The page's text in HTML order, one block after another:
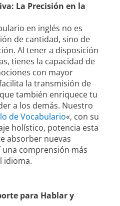
La Precisión en la
en inglés no es
de cantidad, sino de
Al tener a disposición
tienes la capacidad de
con mayor
la transmisión de
también enriquece tu
a los demás. Nuestro
de Vocabulario«, con su
holístico, potencia esta
absorber nuevas
comprensión más
idioma.
para Hablar y